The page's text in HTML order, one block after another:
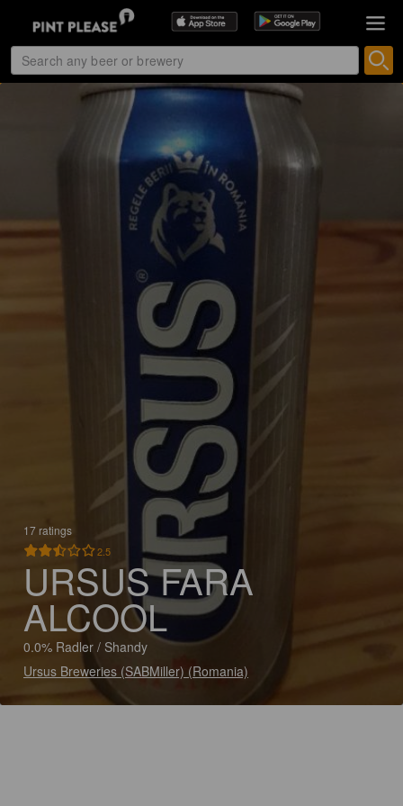
17 ratings
2.5
URSUS FARA
ALCOOL
0.0% Radler / Shandy
Ursus Breweries (SABMiller) (Romania)